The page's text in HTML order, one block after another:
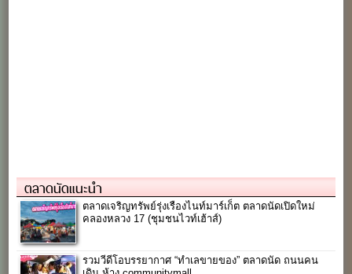
ตลาดนัดแนะนำ
ตลาดเจริญทรัพย์รุ่งเรืองไนท์มาร์เก็ต ตลาดนัดเปิดใหม่
คลองหลวง 17 (ชุมชนไวท์เฮ้าส์)
รวมวีดีโอบรรยากาศ “ทำเลขายของ” ตลาดนัด ถนนคน